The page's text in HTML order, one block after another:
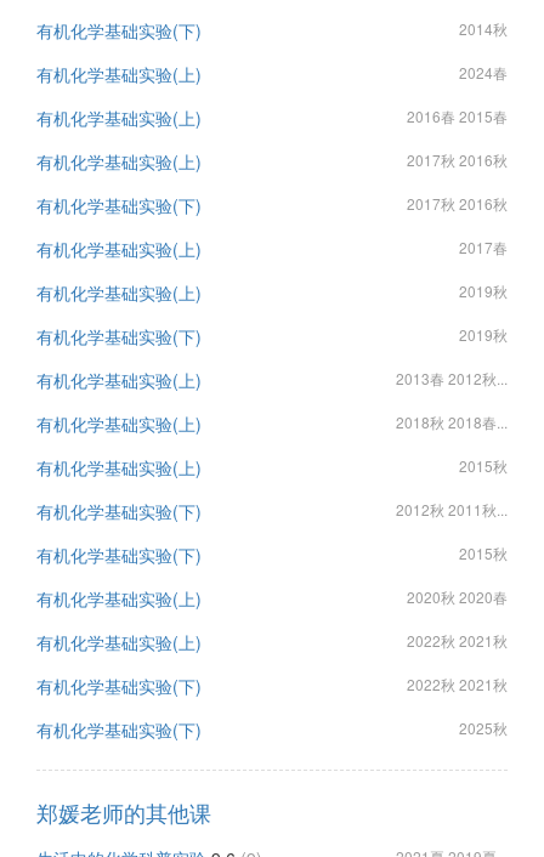
有机化学基础实验(下) 2014秋
有机化学基础实验(上) 2024春
有机化学基础实验(上) 2016春 2015春
有机化学基础实验(上) 2017秋 2016秋
有机化学基础实验(下) 2017秋 2016秋
有机化学基础实验(上) 2017春
有机化学基础实验(上) 2019秋
有机化学基础实验(下) 2019秋
有机化学基础实验(上) 2013春 2012秋...
有机化学基础实验(上) 2018秋 2018春...
有机化学基础实验(上) 2015秋
有机化学基础实验(下) 2012秋 2011秋...
有机化学基础实验(下) 2015秋
有机化学基础实验(上) 2020秋 2020春
有机化学基础实验(上) 2022秋 2021秋
有机化学基础实验(下) 2022秋 2021秋
有机化学基础实验(下) 2025秋
郑媛老师的其他课